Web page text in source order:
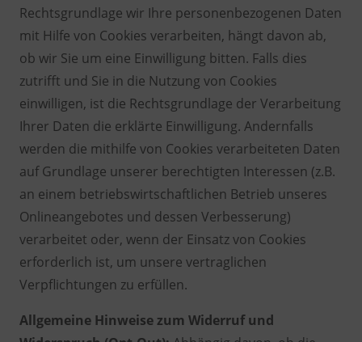
Rechtsgrundlage wir Ihre personenbezogenen Daten
mit Hilfe von Cookies verarbeiten, hängt davon ab,
ob wir Sie um eine Einwilligung bitten. Falls dies
zutrifft und Sie in die Nutzung von Cookies
einwilligen, ist die Rechtsgrundlage der Verarbeitung
Ihrer Daten die erklärte Einwilligung. Andernfalls
werden die mithilfe von Cookies verarbeiteten Daten
auf Grundlage unserer berechtigten Interessen (z.B.
an einem betriebswirtschaftlichen Betrieb unseres
Onlineangebotes und dessen Verbesserung)
verarbeitet oder, wenn der Einsatz von Cookies
erforderlich ist, um unsere vertraglichen
Verpflichtungen zu erfüllen.
Allgemeine Hinweise zum Widerruf und